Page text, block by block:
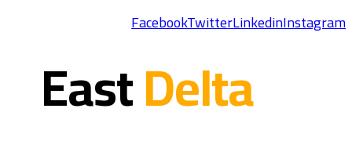
FacebookTwitterLinkedinInstagram
Delta